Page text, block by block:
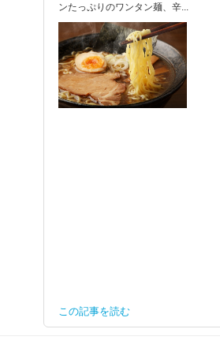
ンたっぷりのワンタン麺、辛...
この記事を読む